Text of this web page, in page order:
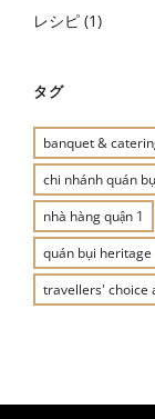
レシピ (1)
タグ
banquet &
chi nhánh quán
nhà hàng quận 1
quán bụi heritage
travellers' choice